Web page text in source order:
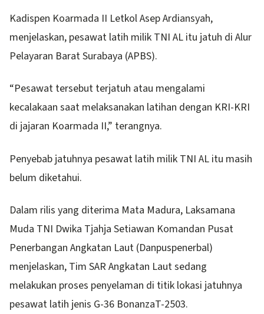
Kadispen Koarmada II Letkol Asep Ardiansyah,
menjelaskan, pesawat latih milik TNI AL itu jatuh di Alur
Pelayaran Barat Surabaya (APBS).
“Pesawat tersebut terjatuh atau mengalami
kecalakaan saat melaksanakan latihan dengan KRI-KRI
di jajaran Koarmada II,” terangnya.
Penyebab jatuhnya pesawat latih milik TNI AL itu masih
belum diketahui.
Dalam rilis yang diterima Mata Madura, Laksamana
Muda TNI Dwika Tjahja Setiawan Komandan Pusat
Penerbangan Angkatan Laut (Danpuspenerbal)
menjelaskan, Tim SAR Angkatan Laut sedang
melakukan proses penyelaman di titik lokasi jatuhnya
pesawat latih jenis G-36 BonanzaT-2503.